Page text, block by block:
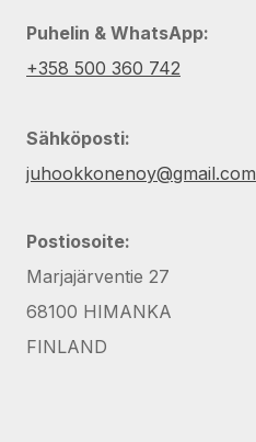
Puhelin & WhatsApp:
+358 500 360 742
Sähköposti:
juhookkonenoy@gmail.com
Postiosoite:
Marjajärventie 27
68100 HIMANKA
FINLAND